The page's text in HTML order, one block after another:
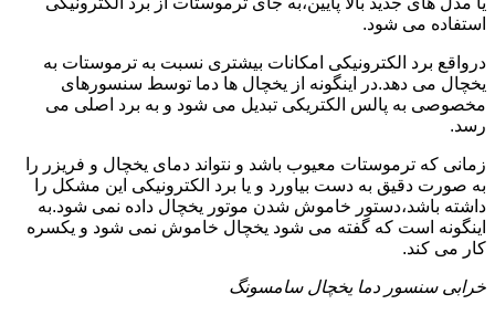
استفاده می شود.
درواقع برد الکترونیکی امکانات بیشتری نسبت به ترموستات به
یخچال می دهد.در اینگونه از یخچال ها دما توسط سنسورهای
مخصوصی به پالس الکتریکی تبدیل می شود و به برد اصلی می
رسد.
زمانی که ترموستات معیوب باشد و نتواند دمای یخچال و فریزر را
به صورت دقیق به دست بیاورد و یا برد الکترونیکی این مشکل را
داشته باشد،دستور خاموش شدن موتور یخچال داده نمی شود.به
اینگونه است که گفته می شود یخچال خاموش نمی شود و یکسره
کار می کند.
خرابی سنسور دما یخچال سامسونگ